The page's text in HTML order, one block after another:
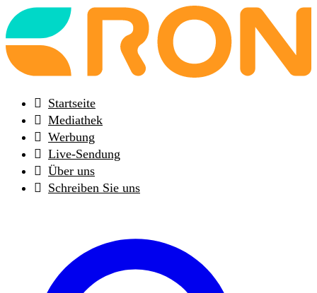
Back
to
frontpage
Startseite
Mediathek
Werbung
Live-Sendung
Über uns
Schreiben Sie uns